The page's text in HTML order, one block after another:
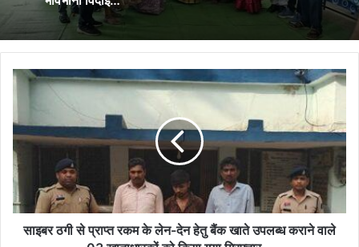
साइबर
प्राप्त
रकम
के
लेन-
देन
हेतु
बैंकसाइबर ठगी से प्राप्त रकम के लेन-देन हेतु बैंक खाते उपलब्ध कराने वाले